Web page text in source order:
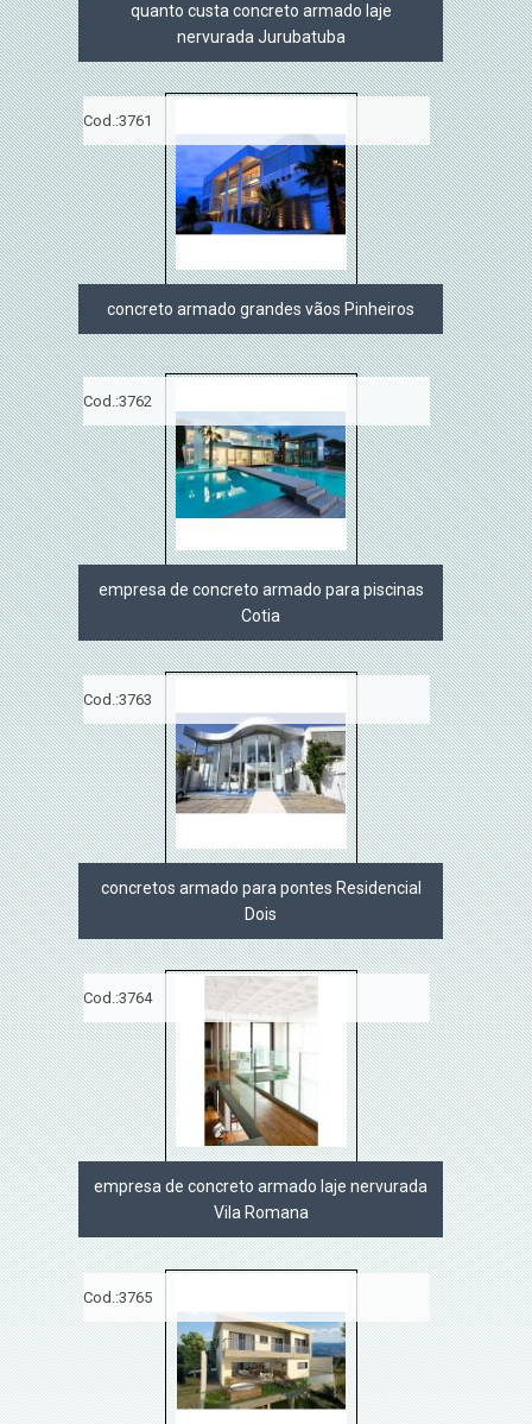
quanto custa concreto armado laje
nervurada Jurubatuba
Cod.:3761
concreto armado grandes vãos Pinheiros
Cod.:3762
empresa de concreto armado para piscinas
Cotia
Cod.:3763
concretos armado para pontes Residencial
Dois
Cod.:3764
empresa de concreto armado laje nervurada
Vila Romana
Cod.:3765